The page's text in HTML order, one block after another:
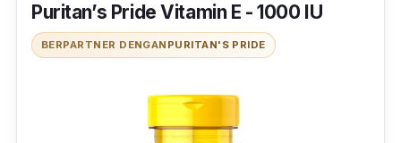
Puritan’s Pride Vitamin E - 1000 IU
BERPARTNER DENGAN PURITAN'S PRIDE